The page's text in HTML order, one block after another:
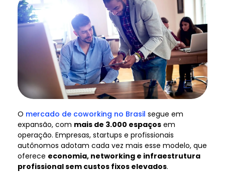
O mercado de coworking no Brasil segue em
expansão, com mais de 3.000 espaços em
operação. Empresas, startups e profissionais
autônomos adotam cada vez mais esse modelo, que
oferece economia, networking e infraestrutura
profissional sem custos fixos elevados.